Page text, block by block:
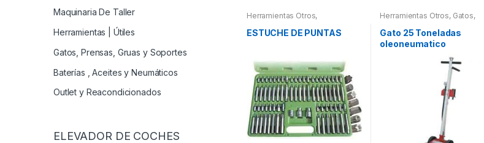
Herramientas Otros,
Herramientas De Mano,
Maletines Herramientas,
ESTUCHE DE PUNTAS
Herramientas Otros, Gatos,
Gato 25 Toneladas
oleoneumatico
Maquinaria De Taller
Herramientas | Útiles
Gatos, Prensas, Gruas y Soportes
Baterías , Aceites y Neumáticos
Outlet y Reacondicionados
ELEVADOR DE COCHES